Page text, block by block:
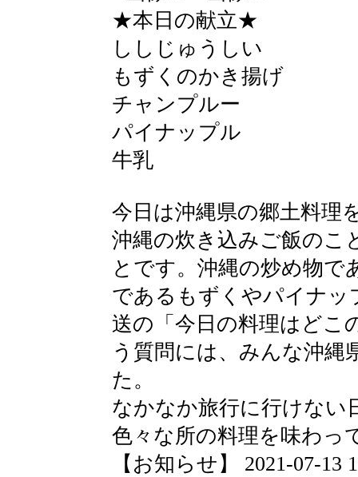
★本日の献立★
ししじゅうしい
もずくのかき揚げ
チャンプルー
パイナップル
牛乳
今日は沖縄県の郷土料理
沖縄の炊き込みご飯のこ
とです。沖縄の炒め物で
であるもずくやパイナッ
送の「今日の料理はどこ
う質問には、みんな沖縄
た。
なかなか旅行に行けない
色々な所の料理を味わっ
【お知らせ】 2021-07-13